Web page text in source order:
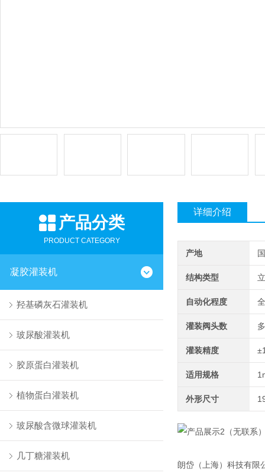
产品分类
PRODUCT CATEGORY
凝胶灌装机
羟基磷灰石灌装机
玻尿酸灌装机
胶原蛋白灌装机
植物蛋白灌装机
玻尿酸含微球灌装机
几丁糖灌装机
详细介绍
产地
结构类型
自动化程度
灌装阀头数
灌装精度
适用规格
外形尺寸
朗岱（上海）科技有限